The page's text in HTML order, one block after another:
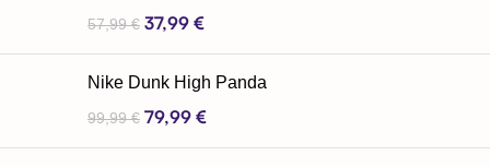
57,99€ 37,99 €
Nike Dunk High Panda
99,99€ 79,99 €